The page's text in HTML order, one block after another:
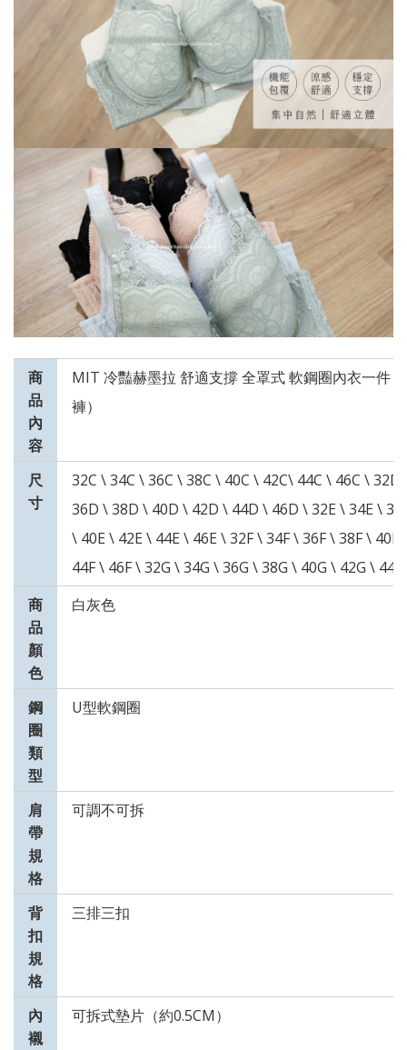
商
品
內
容
MIT 冷豔赫墨拉 舒適支撐 全罩式 軟鋼圈內衣一件
褲）
尺
寸
32C \ 34C \ 36C \ 38C \ 40C \ 42C\ 44C \ 46C \
36D \ 38D \ 40D \ 42D \ 44D \ 46D \ 32E \ 34E \
\ 40E \ 42E \ 44E \ 46E \ 32F \ 34F \ 36F \ 38F \ 40F
44F \ 46F \ 32G \ 34G \ 36G \ 38G \ 40G \ 42G \
商
品
顏
色
白灰色
鋼
圈
類
型
U型軟鋼圈
肩
帶
規
格
可調不可拆
背
扣
規
格
三排三扣
內
襯
可拆式墊片（約0.5CM）